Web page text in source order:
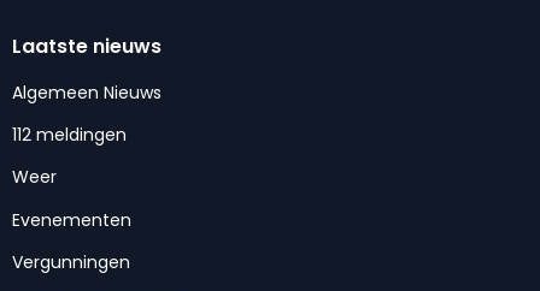
Laatste nieuws
Algemeen Nieuws
112 meldingen
Weer
Evenementen
Vergunningen